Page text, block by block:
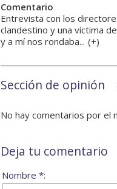
Comentario
Entrevista con los
clandestino y una víctima
y a mí nos rondaba... (+)
Sección de opinión
No hay comentarios por el
Deja tu comentario
Nombre *: